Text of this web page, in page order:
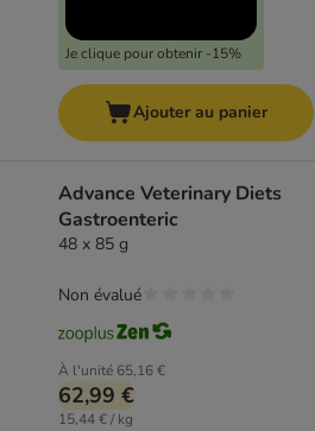
Je clique pour obtenir -15%
Ajouter au panier
Advance Veterinary Diets
Gastroenteric
48 x 85 g
À l'unité 65,16 €
62,99 €
15,44 € / kg
Non évalué